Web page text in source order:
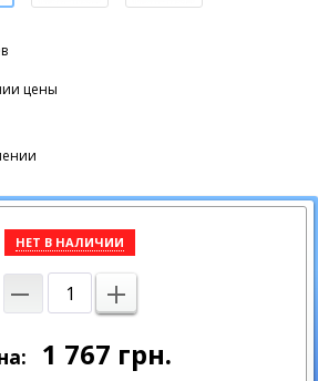
цены
НЕТ В НАЛИЧИИ
1 767 грн.